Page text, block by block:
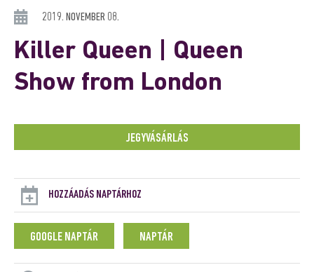
2019. NOVEMBER 08.
Killer Queen | Queen
Show from London
JEGYVÁSÁRLÁS
HOZZÁADÁS NAPTÁRHOZ
GOOGLE NAPTÁR NAPTÁR